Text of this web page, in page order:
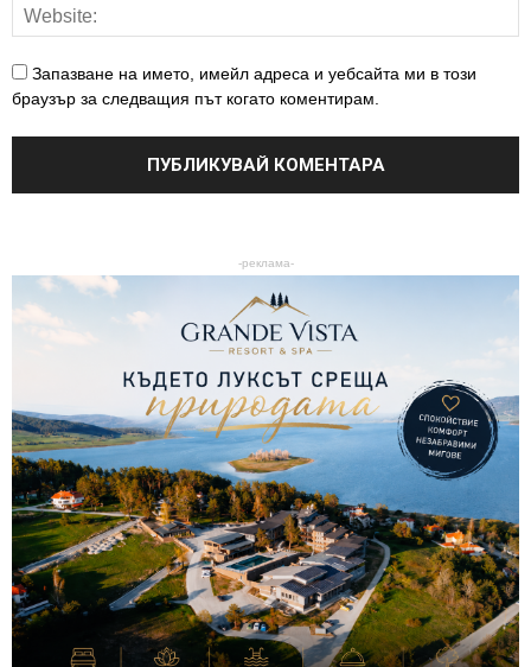
Запазване на името, имейл адреса и уебсайта ми в този
браузър за следващия път когато коментирам.
-реклама-